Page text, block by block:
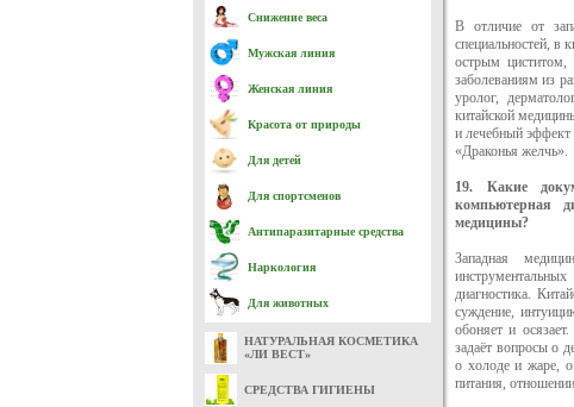
Снижение веса
Мужская линия
Женская линия
Красота от природы
Для детей
Для спортсменов
Антипаразитарные средства
Наркология
Для животных
НАТУРАЛЬНАЯ КОСМЕТИКА
«ЛИ ВЕСТ»
СРЕДСТВА ГИГИЕНЫ
В отличие от
специальностей, в
острым
заболеваниям из
уролог,
китайской
и лечебный эффект
«Драконья желчь».
19. Какие
компьютерная
медицины?
Западная
диагностика.
суждение,
обоняет и
задаёт вопросы о
о холоде и жаре,
питания,